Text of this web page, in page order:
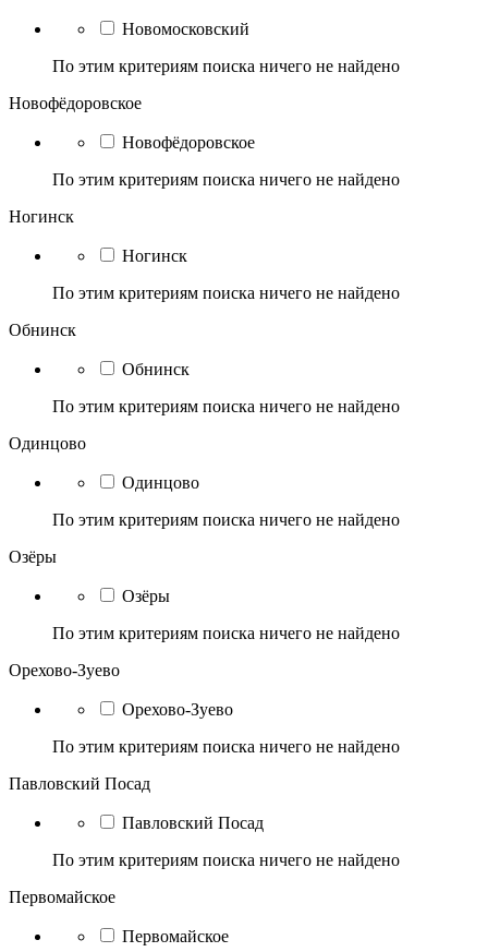
Новомосковский
По этим критериям поиска ничего не найдено
Новофёдоровское
Новофёдоровское
По этим критериям поиска ничего не найдено
Ногинск
Ногинск
По этим критериям поиска ничего не найдено
Обнинск
Обнинск
По этим критериям поиска ничего не найдено
Одинцово
Одинцово
По этим критериям поиска ничего не найдено
Озёры
Озёры
По этим критериям поиска ничего не найдено
Орехово-Зуево
Орехово-Зуево
По этим критериям поиска ничего не найдено
Павловский Посад
Павловский Посад
По этим критериям поиска ничего не найдено
Первомайское
Первомайское